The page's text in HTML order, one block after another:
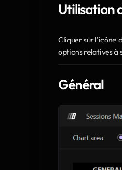
Utilisation
Cliquer sur l’icône
options relatives à
Général